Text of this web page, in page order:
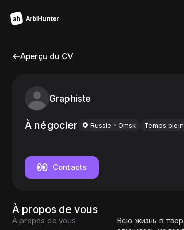
Aperçu du CV
Graphiste
À négocier Russie Omsk Temps plein
Contacts
À propos de vous
À propos de vous
Всю жизнь в